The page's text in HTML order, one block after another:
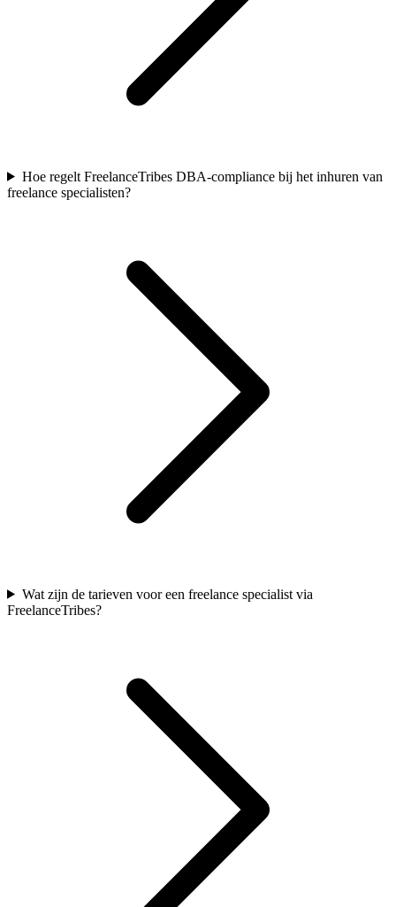
Hoe regelt FreelanceTribes DBA-compliance bij het inhuren van
freelance specialisten?
Wat zijn de tarieven voor een freelance specialist via
FreelanceTribes?